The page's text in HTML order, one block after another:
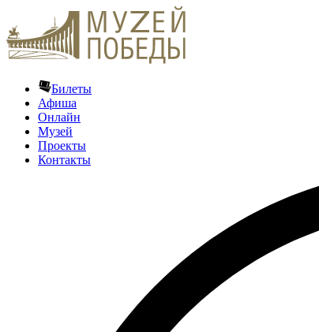
Билеты
Афиша
Онлайн
Музей
Проекты
Контакты